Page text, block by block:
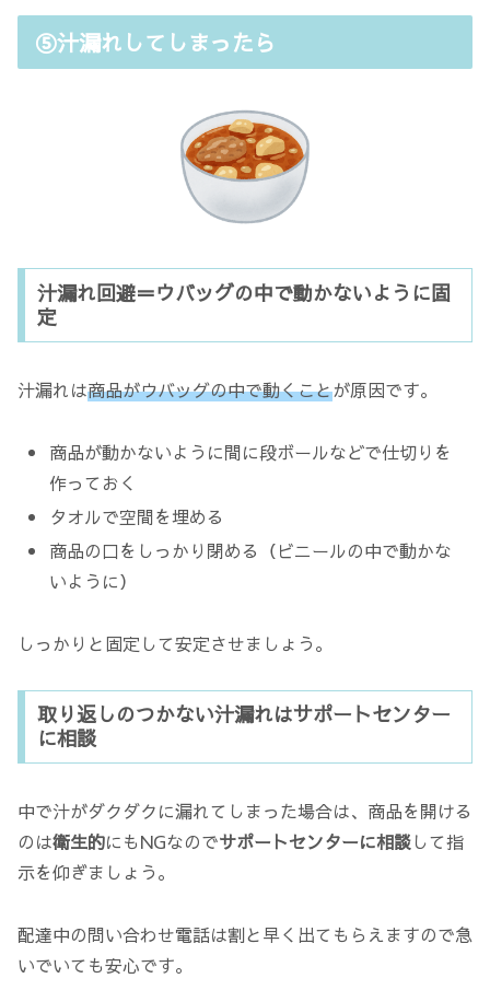
⑤汁漏れしてしまったら
汁漏れ回避＝ウバッグの中で動かないように固
定
汁漏れは商品がウバッグの中で動くことが原因です。
商品が動かないように間に段ボールなどで仕切りを
作っておく
タオルで空間を埋める
商品の口をしっかり閉める（ビニールの中で動かな
いように）
しっかりと固定して安定させましょう。
取り返しのつかない汁漏れはサポートセンター
に相談
中で汁がダクダクに漏れてしまった場合は、商品を開ける
のは衛生的にもNGなのでサポートセンターに相談して指
示を仰ぎましょう。
配達中の問い合わせ電話は割と早く出てもらえますので急
いでいても安心です。